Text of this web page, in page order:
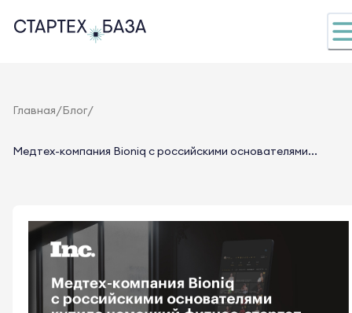
Главная/Блог/
Медтех-компания Bioniq с российскими основателями...